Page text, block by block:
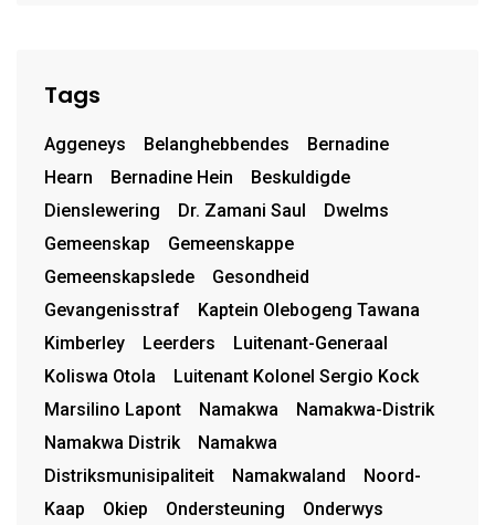
Tags
Aggeneys Belanghebbendes
Bernadine
Hearn
Bernadine Hein
Beskuldigde
Dienslewering
Dr. Zamani Saul
Dwelms
Gemeenskap
Gemeenskappe
Gemeenskapslede
Gesondheid
Gevangenisstraf
Kaptein Olebogeng Tawana
Kimberley
Leerders
Luitenant-Generaal
Koliswa Otola
Luitenant Kolonel Sergio Kock
Marsilino Lapont
Namakwa
Namakwa-Distrik
Namakwa Distrik
Namakwa
Distriksmunisipaliteit
Namakwaland
Noord-
Kaap
Okiep Ondersteuning
Onderwys